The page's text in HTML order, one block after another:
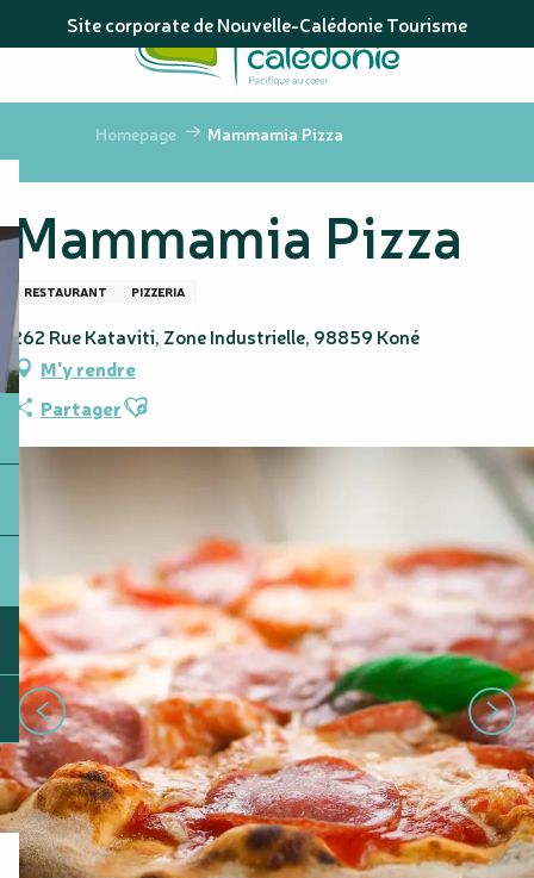
au
principal
Site corporate de Nouvelle-Calédonie Tourisme
Homepage Mammamia Pizza
Mammamia Pizza
RESTAURANT PIZZERIA
262 Rue Kataviti, Zone Industrielle, 98859 Koné
M'y rendre
PartagerAjouter aux favoris